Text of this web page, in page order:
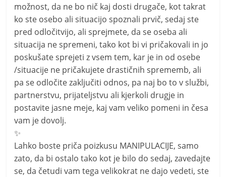
možnost, da ne bo nič kaj dosti drugače, kot takrat
ko ste osebo ali situacijo spoznali prvič, sedaj ste
pred odločitvijo, ali sprejmete, da se oseba ali
situacija ne spremeni, tako kot bi vi pričakovali in jo
poskušate sprejeti z vsem tem, kar je in od osebe
/situacije ne pričakujete drastičnih sprememb, ali
pa se odločite zaključiti odnos, pa naj bo to v službi,
partnerstvu, prijateljstvu ali kjerkoli drugje in
postavite jasne meje, kaj vam veliko pomeni in česa
vam je dovolj.
✨
Lahko boste priča poizkusu MANIPULACIJE, samo
zato, da bi ostalo tako kot je bilo do sedaj, zavedajte
se, da četudi vam tega velikokrat ne dajo vedeti, ste